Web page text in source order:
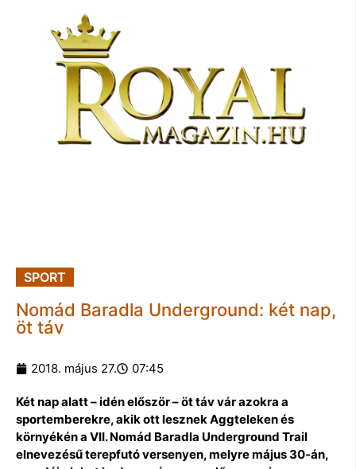
SPORT
Nomád Baradla Underground: két nap,
öt táv
2018. május 27. 07:45
Két nap alatt – idén először – öt táv vár azokra a
sportemberekre, akik ott lesznek Aggteleken és
környékén a VII. Nomád Baradla Underground Trail
elnevezésű terepfutó versenyen, melyre május 30-án,